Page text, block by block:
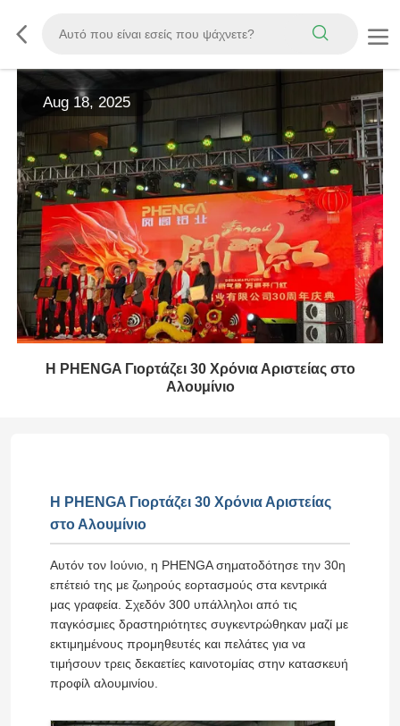
Aug 18, 2025
Η PHENGA Γιορτάζει 30 Χρόνια Αριστείας στο
Αλουμίνιο
Η PHENGA Γιορτάζει 30 Χρόνια Αριστείας
στο Αλουμίνιο
Αυτόν τον Ιούνιο, η PHENGA σηματοδότησε την 30η
επέτειό της με ζωηρούς εορτασμούς στα κεντρικά
μας γραφεία. Σχεδόν 300 υπάλληλοι από τις
παγκόσμιες δραστηριότητες συγκεντρώθηκαν μαζί με
εκτιμημένους προμηθευτές και πελάτες για να
τιμήσουν τρεις δεκαετίες καινοτομίας στην κατασκευή
προφίλ αλουμινίου.